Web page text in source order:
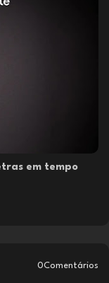
em tempo
0Comentários